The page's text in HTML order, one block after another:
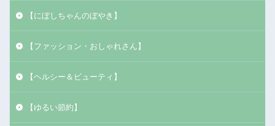
【にぼしちゃんのぼやき】
【ファッション・おしゃれさん】
【ヘルシー＆ビューティ】
【ゆるい節約】